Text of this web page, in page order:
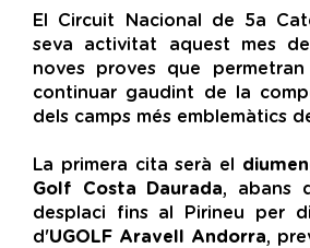
El Circuit Nacional de 5a
seva activitat aquest mes
noves proves que
continuar gaudint de la
dels camps més emblemàtics
La primera cita serà el
Golf Costa Daurada, abans
desplaci fins al Pirineu per
d'UGOLF Aravell Andorra,